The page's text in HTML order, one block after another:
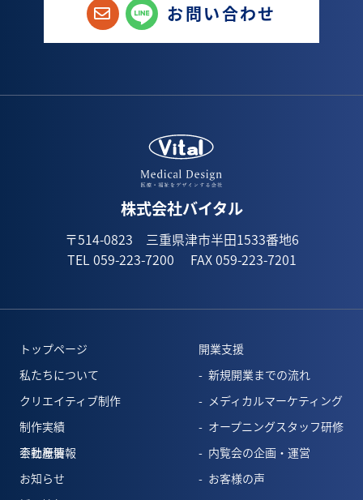
お問い合わせ
株式会社バイタル
〒514-0823 三重県津市半田1533番地6
TEL 059-223-7200 FAX 059-223-7201
トップページ
私たちについて
クリエイティブ制作
制作実績
会社概要
開業支援
新規開業までの流れ
メディカルマーケティング
オープニングスタッフ研修
内覧会の企画・運営
お客様の声
不動産情報
お知らせ